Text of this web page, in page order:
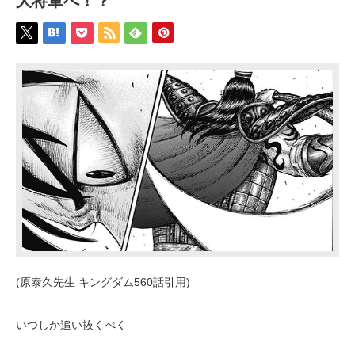
(原泰久先生 キングダム560話引用)
いつしか追い抜くべく